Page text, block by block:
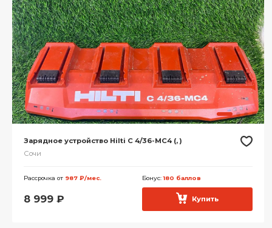
Зарядное устройство Hilti С 4/36-MC4 (, )
Сочи
Рассрочка от 987 ₽/мес. Бонус:180 баллов
8 999 ₽ Купить